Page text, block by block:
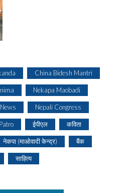
China Bidesh Mantri
Nekapa Maobadi
Nepali Congress
ईपीएल कविता
नेकपा (माओवादी केन्द्र) बैंक
साहित्य